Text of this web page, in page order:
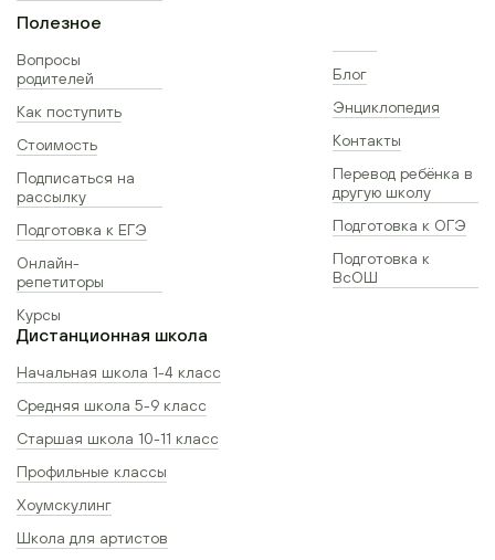
Полезное
Вопросы
родителей
Как поступить
Стоимость
Подписаться на
рассылку
Подготовка к ЕГЭ
Онлайн-
репетиторы
Курсы
Блог
Энциклопедия
Контакты
Перевод ребёнка в
другую школу
Подготовка к ОГЭ
Подготовка к
ВсОШ
Дистанционная школа
Начальная школа 1-4 класс
Средняя школа 5-9 класс
Старшая школа 10-11 класс
Профильные классы
Хоумскулинг
Школа для артистов